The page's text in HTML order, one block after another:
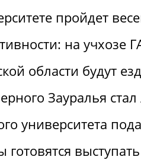
пройдет
на учхозе
области будут
Зауралья
университета